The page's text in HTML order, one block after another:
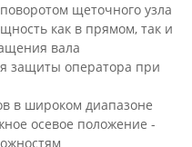
щеточного узла
как в прямом, так и
вала
защиты оператора при
в широком диапазоне
осевое положение -